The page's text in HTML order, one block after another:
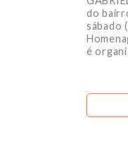
do
sábado
é